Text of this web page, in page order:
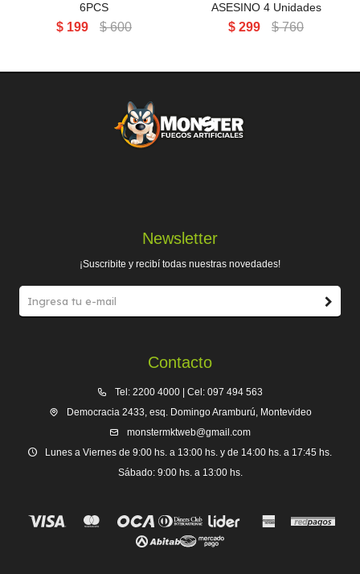
6PCS
$ 199 $ 600
ASESINO 4 Unidades
$ 299 $ 760
Contacto
Tel: 2200 4000 | Cel: 097 494 563
Democracia 2433, esq. Domingo Aramburú, Montevideo
monstermktweb@gmail.com
Lunes a Viernes de 9:00 hs. a 13:00 hs. y de 14:00 hs. a 17:45 hs.
Sábado: 9:00 hs. a 13:00 hs.
Newsletter
¡Suscribite y recibí todas nuestras novedades!